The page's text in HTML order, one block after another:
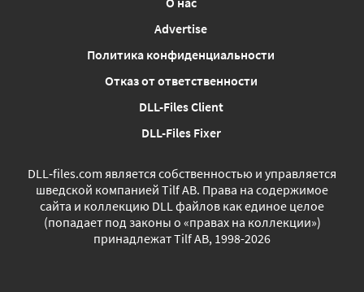
Advertise
Политика конфиденциальности
Отказ от ответственности
DLL-Files Client
DLL-Files Fixer
DLL‑files.com является собственностью и управляется
шведской компанией Tilf AB. Права на содержимое
сайта и коллекцию DLL файлов как единое целое
(попадает под законы о «правах на коллекции»)
принадлежат Tilf AB, 1998-2026